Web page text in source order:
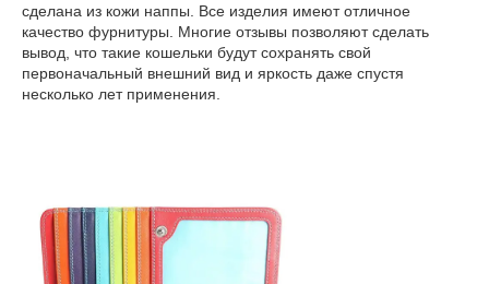
сделана из кожи наппы. Все изделия имеют отличное
качество фурнитуры. Многие отзывы позволяют сделать
вывод, что такие кошельки будут сохранять свой
первоначальный внешний вид и яркость даже спустя
несколько лет применения.